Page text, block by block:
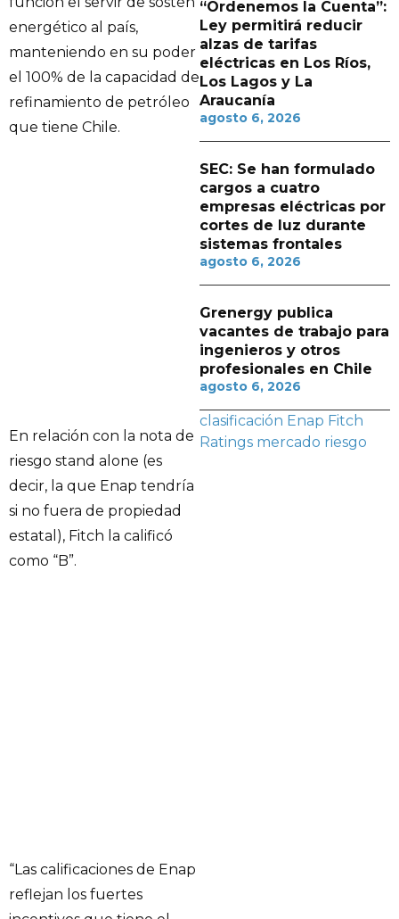
energético al país,
manteniendo en su poder
el 100% de la capacidad de
refinamiento de petróleo
que tiene Chile.
En relación con la nota de
riesgo stand alone (es
decir, la que Enap tendría
si no fuera de propiedad
estatal), Fitch la calificó
como “B”.
“Las calificaciones de Enap
reflejan los fuertes
“Ordenemos la Cuenta”:
Ley permitirá reducir
alzas de tarifas
eléctricas en Los Ríos,
Los Lagos y La
Araucanía
agosto 6, 2026
SEC: Se han formulado
cargos a cuatro
empresas eléctricas por
cortes de luz durante
sistemas frontales
agosto 6, 2026
Grenergy publica
vacantes de trabajo para
ingenieros y otros
profesionales en Chile
agosto 6, 2026
clasificación Enap Fitch
Ratings mercado riesgo